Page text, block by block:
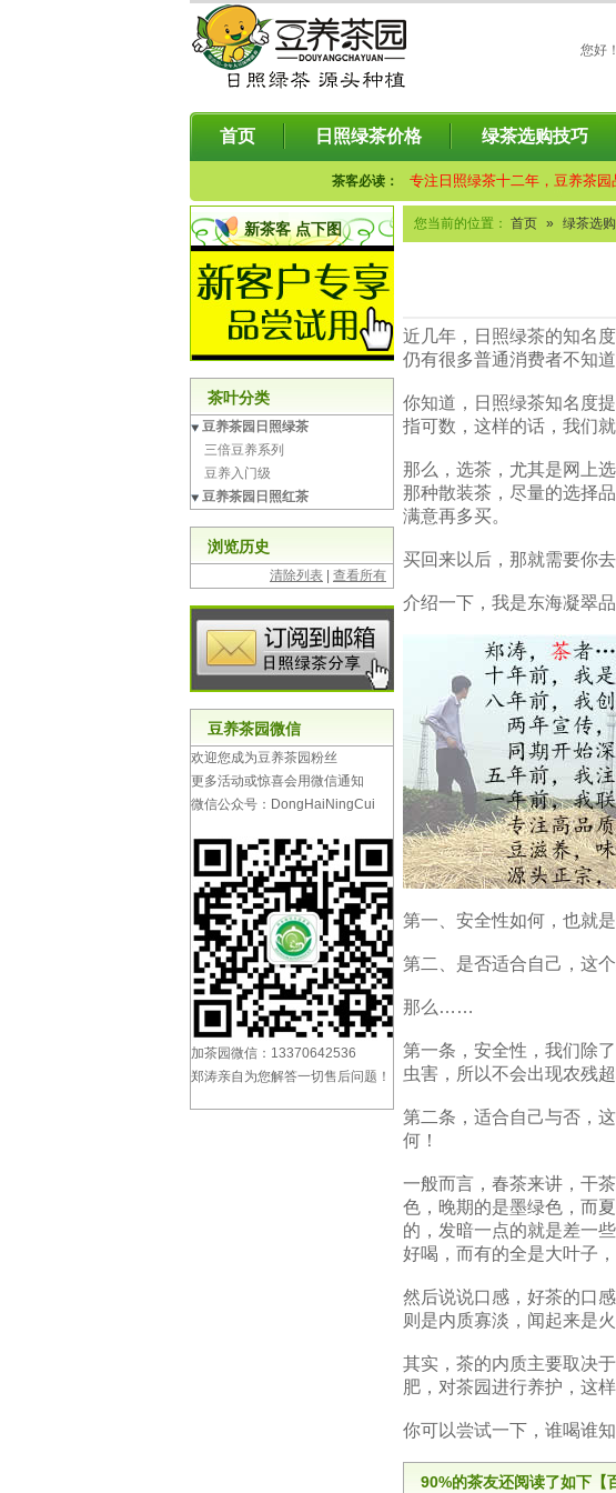
您好 ！
首页 日照绿茶价格 绿茶选购技巧
茶客必读： 专注日照绿茶十二年，豆养茶
新茶客 点下图
茶叶分类
豆养茶园日照绿茶
三倍豆养系列
豆养入门级
豆养茶园日照红茶
浏览历史
清除列表 查看所有
豆养茶园微信
欢迎您成为豆养茶园粉丝
更多活动或惊喜会用微信通知
微信公众号：DongHaiNingCui
加茶园微信：13370642536
郑涛亲自为您解答一切售后问题！
您当前的位置： 首页 » 绿茶选
近几年，日照绿茶的知名
仍有很多普通消费者不知
你知道，日照绿茶知名度
指可数，这样的话，我们
那么，选茶，尤其是网上
那种散装茶，尽量的选择
满意再多买。
买回来以后，那就需要你
介绍一下，我是东海凝翠
第一、安全性如何，也就
第二、是否适合自己，这
那么……
第一条，安全性，我们除
虫害，所以不会出现农残
第二条，适合自己与否，
何！
一般而言，春茶来讲，干
色，晚期的是墨绿色，而
的，发暗一点的就是差一
好喝，而有的全是大叶子
然后说说口感，好茶的口
则是内质寡淡，闻起来是
其实，茶的内质主要取决
肥，对茶园进行养护，这
你可以尝试一下，谁喝谁
90%的茶友还阅读了如下【